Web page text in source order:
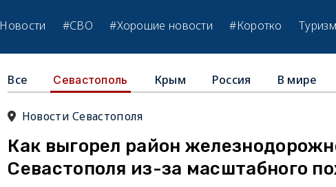
Новости #СВО #Хорошие новости #Коротко Туризм
Все Севастополь Крым Россия В мире
Новости Севастополя
Как выгорел район
Севастополя из-за масштабного